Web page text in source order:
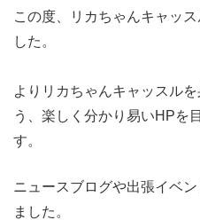
この度、リカちゃんキャッ
した。
よりリカちゃんキャッスル
う、楽しく分かり易いHPを
す。
ニュースブログや出張イベ
ました。